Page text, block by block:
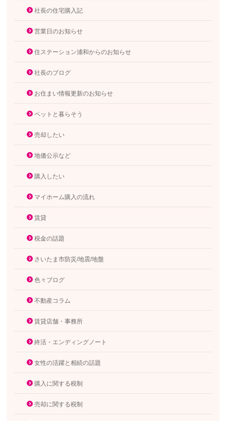
社長の住宅購入記
営業日のお知らせ
住ステーション浦和からのお知らせ
社長のブログ
お住まい情報更新のお知らせ
ペットと暮らそう
売却したい
地価公示など
購入したい
マイホーム購入の流れ
賃貸
税金の話題
さいたま市防災/地震/地盤
色々ブログ
不動産コラム
賃貸店舗・事務所
終活・エンディングノート
女性の活躍と相続の話題
購入に関する税制
売却に関する税制